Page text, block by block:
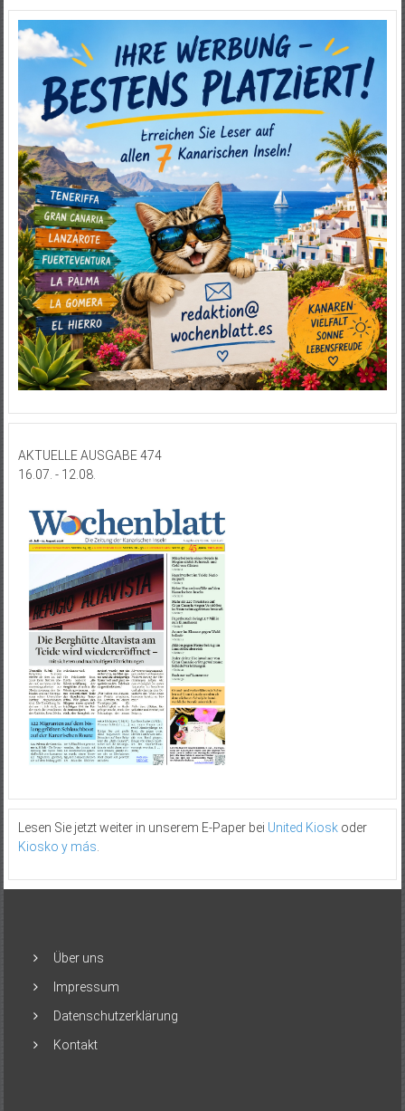
AKTUELLE AUSGABE 474
16.07. - 12.08.
Lesen Sie jetzt weiter in unserem E-Paper bei United Kioskoder
Kiosko y más.
Über uns
Impressum
Datenschutzerklärung
Kontakt